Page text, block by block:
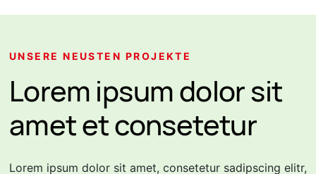
UNSERE NEUSTEN PROJEKTE
Lorem ipsum dolor sit
amet et consetetur
Lorem ipsum dolor sit amet, consetetur sadipscing elitr,